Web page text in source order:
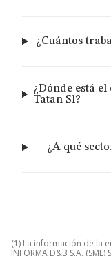
¿Cuántos
¿Dónde está
Tatan Sl?
¿A qué
(1) La información de la
INFORMA D&B S.A.